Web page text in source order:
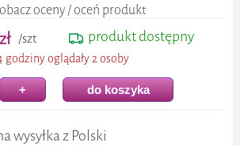
oceny / oceń produkt
zł /szt produkt dostępny
godziny oglądały 2 osoby
+ do koszyka
wysyłka z Polski